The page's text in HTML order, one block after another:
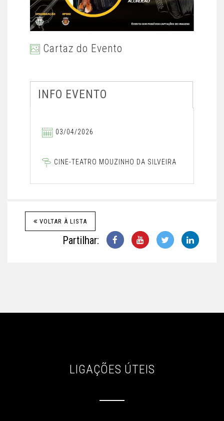
Cartaz do Evento
INFO EVENTO
03/04/2026
CINE-TEATRO MOUZINHO DA SILVEIRA
VOLTAR À LISTA
Partilhar:
LIGAÇÕES ÚTEIS